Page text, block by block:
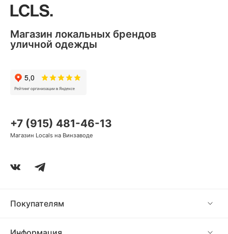
Покупателям
+7 (915) 481-46-13
Магазин Locals на Винзаводе
Магазин локальных брендов
уличной одежды